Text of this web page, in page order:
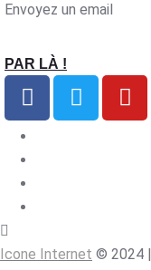
Envoyez un email
PAR LÀ !
Icone Internet © 2024 |